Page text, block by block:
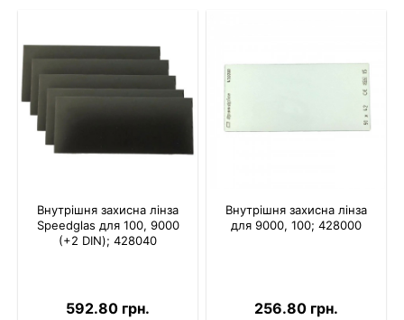
Внутрішня захисна лінза
Speedglas для 100, 9000
(+2 DIN); 428040
592.80 грн.
Внутрішня захисна лінза
для 9000, 100; 428000
256.80 грн.